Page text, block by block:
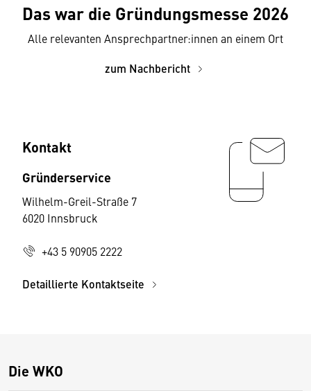
Das war die Gründungsmesse 2026
Alle relevanten Ansprechpartner:innen an einem Ort
zum Nachbericht
Kontakt
Gründerservice
Wilhelm-Greil-Straße 7
6020 Innsbruck
+43 5 90905 2222
Detaillierte Kontaktseite
Die WKO